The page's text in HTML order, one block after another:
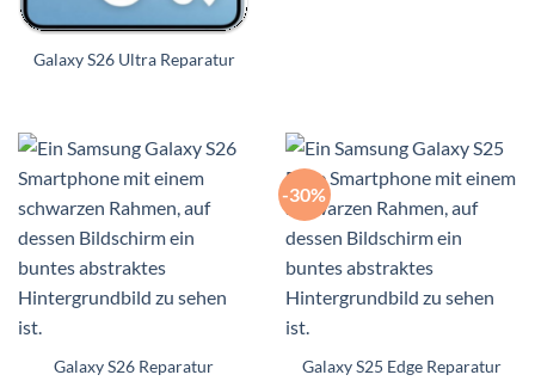
Galaxy S26 Ultra Reparatur
Galaxy S26 Reparatur
-30%
Galaxy S25 Edge Reparatur